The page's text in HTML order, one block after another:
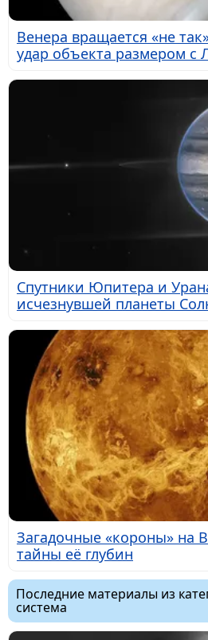
Венера вращается «не
удар объекта размером с
Спутники Юпитера и
исчезнувшей планеты
Загадочные «короны» на
тайны её глубин
Последние материалы из
система